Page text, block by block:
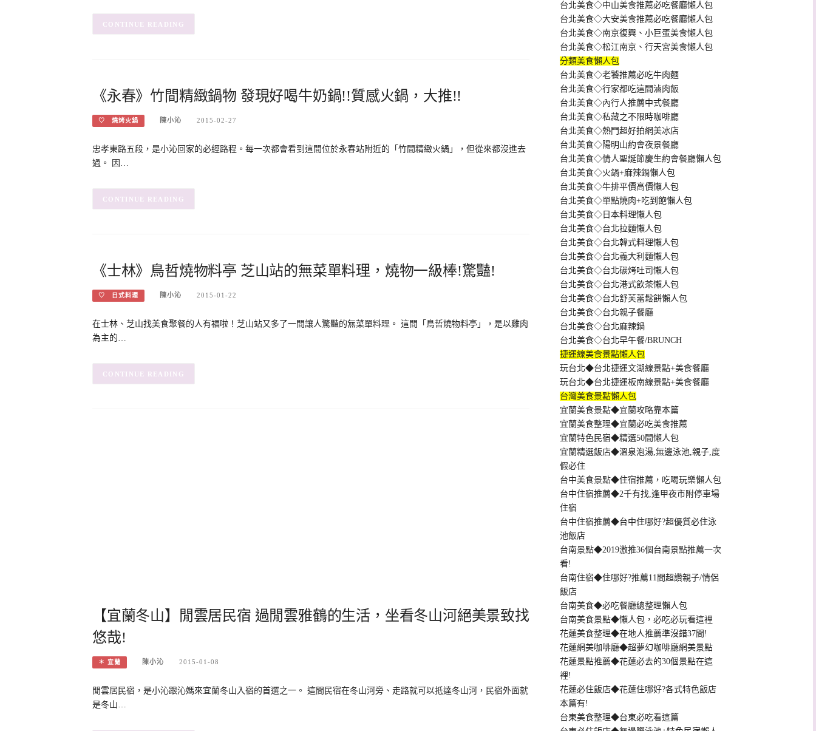
CONTINUE READING
《永春》竹間精緻鍋物 發現好喝牛奶鍋!!質感火鍋，大推!!
♡ 燒烤火鍋 陳小沁 2015-02-27
忠孝東路五段，是小沁回家的必經路程。每一次都會看到這間位於永春站附近的「竹間精緻火鍋」，但從來都沒進去
過。 因…
CONTINUE READING
《士林》鳥哲燒物料亭 芝山站的無菜單料理，燒物一級棒!驚豔!
♡ 日式料理 陳小沁 2015-01-22
在士林、芝山找美食聚餐的人有福啦！芝山站又多了一間讓人驚豔的無菜單料理。 這間「鳥哲燒物料亭」，是以雞肉
為主的…
CONTINUE READING
【宜蘭冬山】閒雲居民宿 過閒雲雅鶴的生活，坐看冬山河絕美景致找
悠哉!
＊ 宜蘭 陳小沁 2015-01-08
閒雲居民宿，是小沁跟沁媽來宜蘭冬山入宿的首選之一。 這間民宿在冬山河旁、走路就可以抵達冬山河，民宿外面就
是冬山…
台北美食◇中山美食推薦必吃餐廳懶人包
台北美食◇大安美食推薦必吃餐廳懶人包
台北美食◇南京復興、小巨蛋美食懶人包
台北美食◇松江南京、行天宮美食懶人包
分類美食懶人包
台北美食◇老饕推薦必吃牛肉麵
台北美食◇行家都吃這間滷肉飯
台北美食◇內行人推薦中式餐廳
台北美食◇私藏之不限時咖啡廳
台北美食◇熱門超好拍網美冰店
台北美食◇陽明山約會夜景餐廳
台北美食◇情人聖誕節慶生約會餐廳懶人包
台北美食◇火鍋+麻辣鍋懶人包
台北美食◇牛排平價高價懶人包
台北美食◇單點燒肉+吃到飽懶人包
台北美食◇日本料理懶人包
台北美食◇台北拉麵懶人包
台北美食◇台北韓式料理懶人包
台北美食◇台北義大利麵懶人包
台北美食◇台北碳烤吐司懶人包
台北美食◇台北港式飲茶懶人包
台北美食◇台北舒芙蕾鬆餅懶人包
台北美食◇台北親子餐廳
台北美食◇台北麻辣鍋
台北美食◇台北早午餐/BRUNCH
捷運線美食景點懶人包
玩台北◆台北捷運文湖線景點+美食餐廳
玩台北◆台北捷運板南線景點+美食餐廳
台灣美食景點懶人包
宜蘭美食景點◆宜蘭攻略靠本篇
宜蘭美食整理◆宜蘭必吃美食推薦
宜蘭特色民宿◆精選50間懶人包
宜蘭精選飯店◆溫泉泡湯,無邊泳池,親子,度
假必住
台中美食景點◆住宿推薦，吃喝玩樂懶人包
台中住宿推薦◆2千有找,逢甲夜市附停車場
住宿
台中住宿推薦◆台中住哪好?超優質必住泳
池飯店
台南景點◆2019激推36個台南景點推薦一次
看!
台南住宿◆住哪好?推薦11間超讚親子/情侶
飯店
台南美食◆必吃餐廳總整理懶人包
台南美食景點◆懶人包，必吃必玩看這裡
花蓮美食整理◆在地人推薦準沒錯37間!
花蓮網美咖啡廳◆超夢幻咖啡廳網美景點
花蓮景點推薦◆花蓮必去的30個景點在這
裡!
花蓮必住飯店◆花蓮住哪好?各式特色飯店
本篇有!
台東美食整理◆台東必吃看這篇